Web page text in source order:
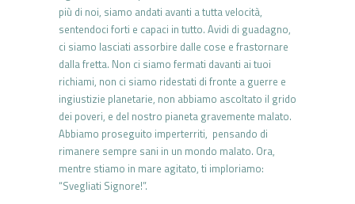
più di noi, siamo andati avanti a tutta velocità,
sentendoci forti e capaci in tutto. Avidi di guadagno,
ci siamo lasciati assorbire dalle cose e frastornare
dalla fretta. Non ci siamo fermati davanti ai tuoi
richiami, non ci siamo ridestati di fronte a guerre e
ingiustizie planetarie, non abbiamo ascoltato il grido
dei poveri, e del nostro pianeta gravemente malato.
Abbiamo proseguito imperterriti, pensando di
rimanere sempre sani in un mondo malato. Ora,
mentre stiamo in mare agitato, ti imploriamo:
“Svegliati Signore!”.